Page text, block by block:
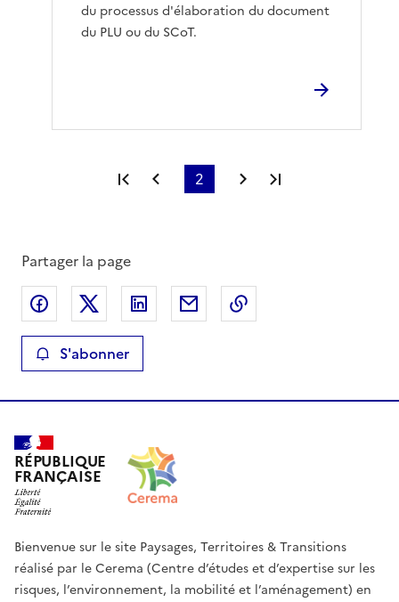
du processus d'élaboration du document
du PLU ou du SCoT.
Première page
Page précédente
2 Page suivante
Partager la page
Partager sur Facebook
Partager sur XPartager sur LinkedIn
Partager par email
S'abonner
RÉPUBLIQUE
FRANÇAISE
Bienvenue sur le site Paysages, Territoires & Transitions
réalisé par le Cerema (Centre d’études et d’expertise sur les
risques, l’environnement, la mobilité et l’aménagement) en